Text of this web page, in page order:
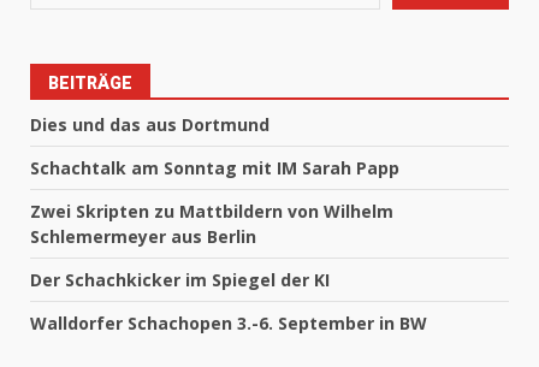
BEITRÄGE
Dies und das aus Dortmund
Schachtalk am Sonntag mit IM Sarah Papp
Zwei Skripten zu Mattbildern von Wilhelm
Schlemermeyer aus Berlin
Der Schachkicker im Spiegel der KI
Walldorfer Schachopen 3.-6. September in BW